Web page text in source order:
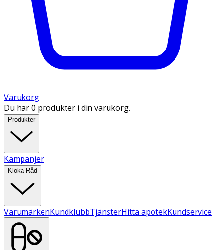
Varukorg
Du har 0 produkter i din varukorg.
Produkter
Kampanjer
Kloka Råd
VarumärkenKundklubbTjänsterHitta apotekKundservice